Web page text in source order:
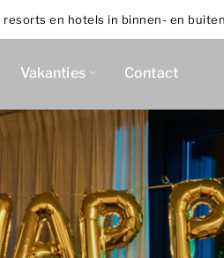
resorts en hotels in binnen- en
Vakanties Contact